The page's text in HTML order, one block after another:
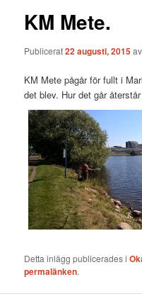
KM Mete.
Publicerat22 augusti, 2015
KM Mete pågår för fullt i
det blev. Hur det går
Detta inlägg publicerades i
permalänken.